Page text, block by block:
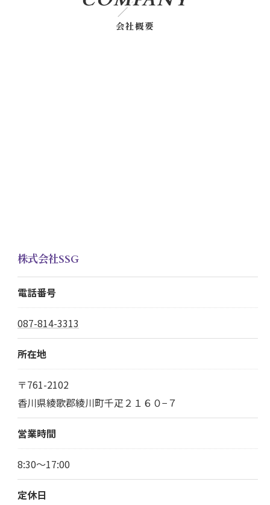
会社概要
株式会社SSG
電話番号
087-814-3313
所在地
〒761-2102
香川県綾歌郡綾川町千疋２１６０−７
営業時間
8:30～17:00
定休日